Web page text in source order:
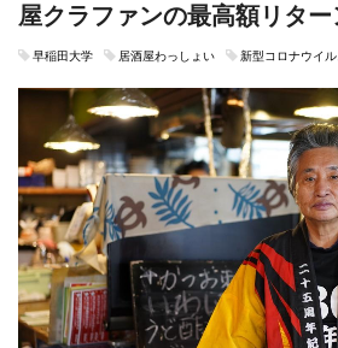
屋クラファンの最高額リタ
早稲田大学 居酒屋わっしょい 新型コロナウイル